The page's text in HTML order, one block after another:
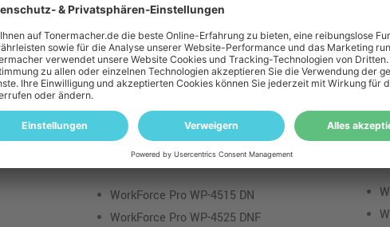
zu diesem Artikel
Patronen Check
sich unbedingt, ob die "Kompatible Tinte ersetzt Epson C13T701240
kompatibel:
WorkForce Pro WP-4515 DN
WorkForce Pro WP-4525 DNF